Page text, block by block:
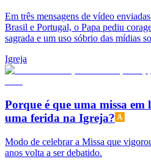
Em três mensagens de vídeo
Brasil e Portugal, o Papa pediu
sagrada e um uso sóbrio das mídias
Igreja
Porque é que uma missa
uma ferida na Igreja?
Modo de celebrar a Missa que
anos volta a ser debatido.